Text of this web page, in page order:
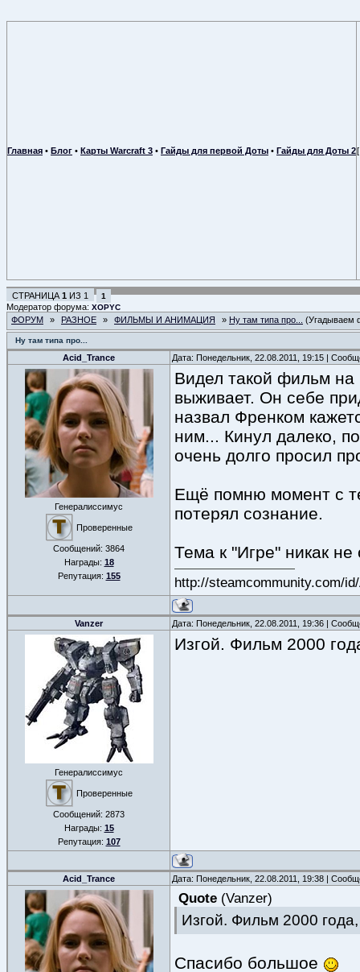
Главная • Блог • Карты Warcraft 3 • Гайды для первой Доты • Гайды для Доты 2
СТРАНИЦА 1 ИЗ 1 1
Модератор форума: XOPYC
ФОРУМ » РАЗНОЕ » ФИЛЬМЫ И АНИМАЦИЯ » Ну там типа про... (Угадываем
Ну там типа про...
Acid_Trance Дата: Понедельник, 22.08.2011, 19:15 |
Генералиссимус
Проверенные
Сообщений: 3864
Награды: 18
Репутация: 155
Видел такой фильм на
выживает. Он себе
назвал Френком
ним... Кинул далеко,
очень долго просил
Ещё помню момент с
потерял сознание.
Тема к "Игре" никак не
http://steamcommunity.com/
Vanzer Дата: Понедельник, 22.08.2011, 19:36 |
Генералиссимус
Проверенные
Сообщений: 2873
Награды: 15
Репутация: 107
Изгой. Фильм 2000
Acid_Trance Дата: Понедельник, 22.08.2011, 19:38 |
Quote (Vanzer)
Изгой. Фильм 2000
Спасибо большое